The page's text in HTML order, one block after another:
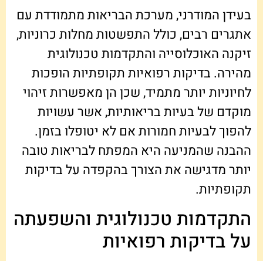
בעידן המודרני, מערכת הבריאות מתמודדת עם
אתגרים רבים, כולל התפשטות מחלות כרוניות,
זיקנה האוכלוסייה והתקדמות טכנולוגית
מהירה. בדיקות רפואיות תקופתיות הופכות
לחיוניות יותר מתמיד, שכן הן מאפשרות זיהוי
מוקדם של בעיות בריאותיות, אשר עשויות
להפוך לבעיות חמורות אם לא יטופלו בזמן.
ההבנה שהמניעה היא המפתח לבריאות טובה
יותר מדגישה את הצורך בהקפדה על בדיקות
תקופתיות.
התקדמות טכנולוגית והשפעתה
על בדיקות רפואיות